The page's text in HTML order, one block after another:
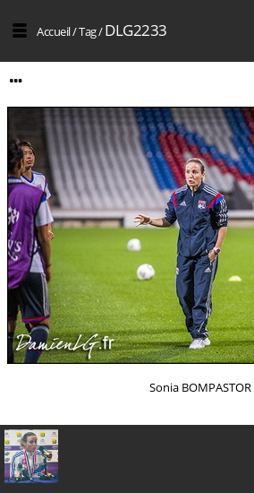
Accueil/Tag/DLG2233
Sonia BOMPASTOR